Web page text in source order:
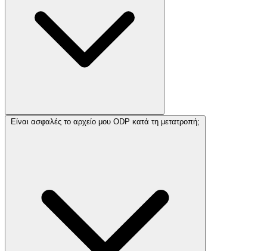
Είναι ασφαλές το αρχείο μου ODP κατά τη μετατροπή;